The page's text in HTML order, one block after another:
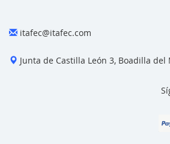
itafec@itafec.com
Junta de Castilla León 3, Boadilla del